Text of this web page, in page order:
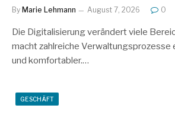
By Marie Lehmann August 7, 2026 0
Die Digitalisierung verändert viele
macht zahlreiche Verwaltungsprozesse
und komfortabler.…
GESCHÄFT